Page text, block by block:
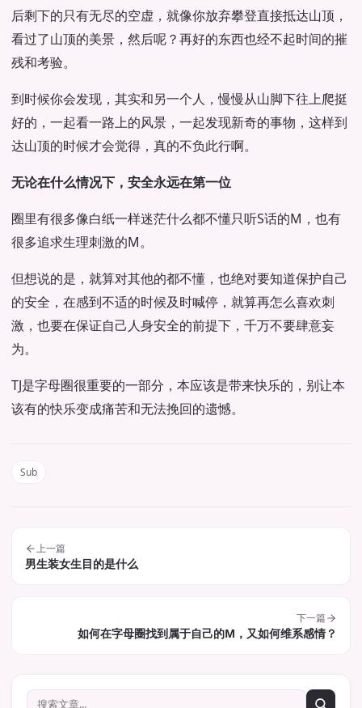
后剩下的只有无尽的空虚，就像你放弃攀登直接抵达山顶，
看过了山顶的美景，然后呢？再好的东西也经不起时间的摧
残和考验。
到时候你会发现，其实和另一个人，慢慢从山脚下往上爬挺
好的，一起看一路上的风景，一起发现新奇的事物，这样到
达山顶的时候才会觉得，真的不负此行啊。
无论在什么情况下，安全永远在第一位
圈里有很多像白纸一样迷茫什么都不懂只听S话的M，也有
很多追求生理刺激的M。
但想说的是，就算对其他的都不懂，也绝对要知道保护自己
的安全，在感到不适的时候及时喊停，就算再怎么喜欢刺
激，也要在保证自己人身安全的前提下，千万不要肆意妄
为。
TJ是字母圈很重要的一部分，本应该是带来快乐的，别让本
该有的快乐变成痛苦和无法挽回的遗憾。
Sub
上一篇
​男生装女生目的是什么
下一篇
如何在字母圈找到属于自己的M，又如何维系感情？